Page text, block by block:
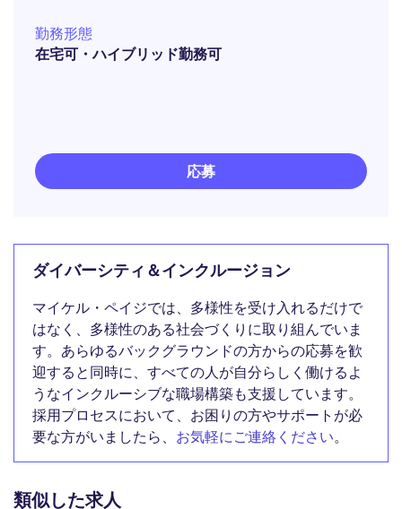
勤務形態
在宅可・ハイブリッド勤務可
応募
ダイバーシティ＆インクルージョン
マイケル・ペイジでは、多様性を受け入れるだけで
はなく、多様性のある社会づくりに取り組んでいま
す。あらゆるバックグラウンドの方からの応募を歓
迎すると同時に、すべての人が自分らしく働けるよ
うなインクルーシブな職場構築も支援しています。
採用プロセスにおいて、お困りの方やサポートが必
要な方がいましたら、 お気軽にご連絡ください。
類似した求人